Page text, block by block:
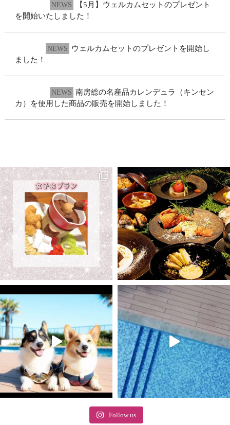
NEWS
【5月】ウェルカムセットのプレゼント
を開始いたしました！
NEWS ウェルカムセットのプレゼントを開始し
ました！
NEWS 南房総の名産品カレンデュラ（キンセン
カ）を使用した商品の販売を開始しました！
Follow us